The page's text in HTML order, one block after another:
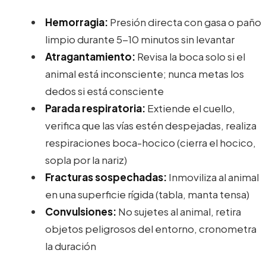
Hemorragia: Presión directa con gasa o paño
limpio durante 5-10 minutos sin levantar
Atragantamiento: Revisa la boca solo si el
animal está inconsciente; nunca metas los
dedos si está consciente
Parada respiratoria: Extiende el cuello,
verifica que las vías estén despejadas, realiza
respiraciones boca-hocico (cierra el hocico,
sopla por la nariz)
Fracturas sospechadas: Inmoviliza al animal
en una superficie rígida (tabla, manta tensa)
Convulsiones: No sujetes al animal, retira
objetos peligrosos del entorno, cronometra
la duración